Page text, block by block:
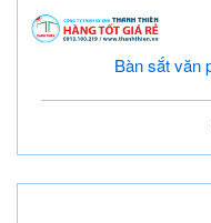
Bàn sắt văn